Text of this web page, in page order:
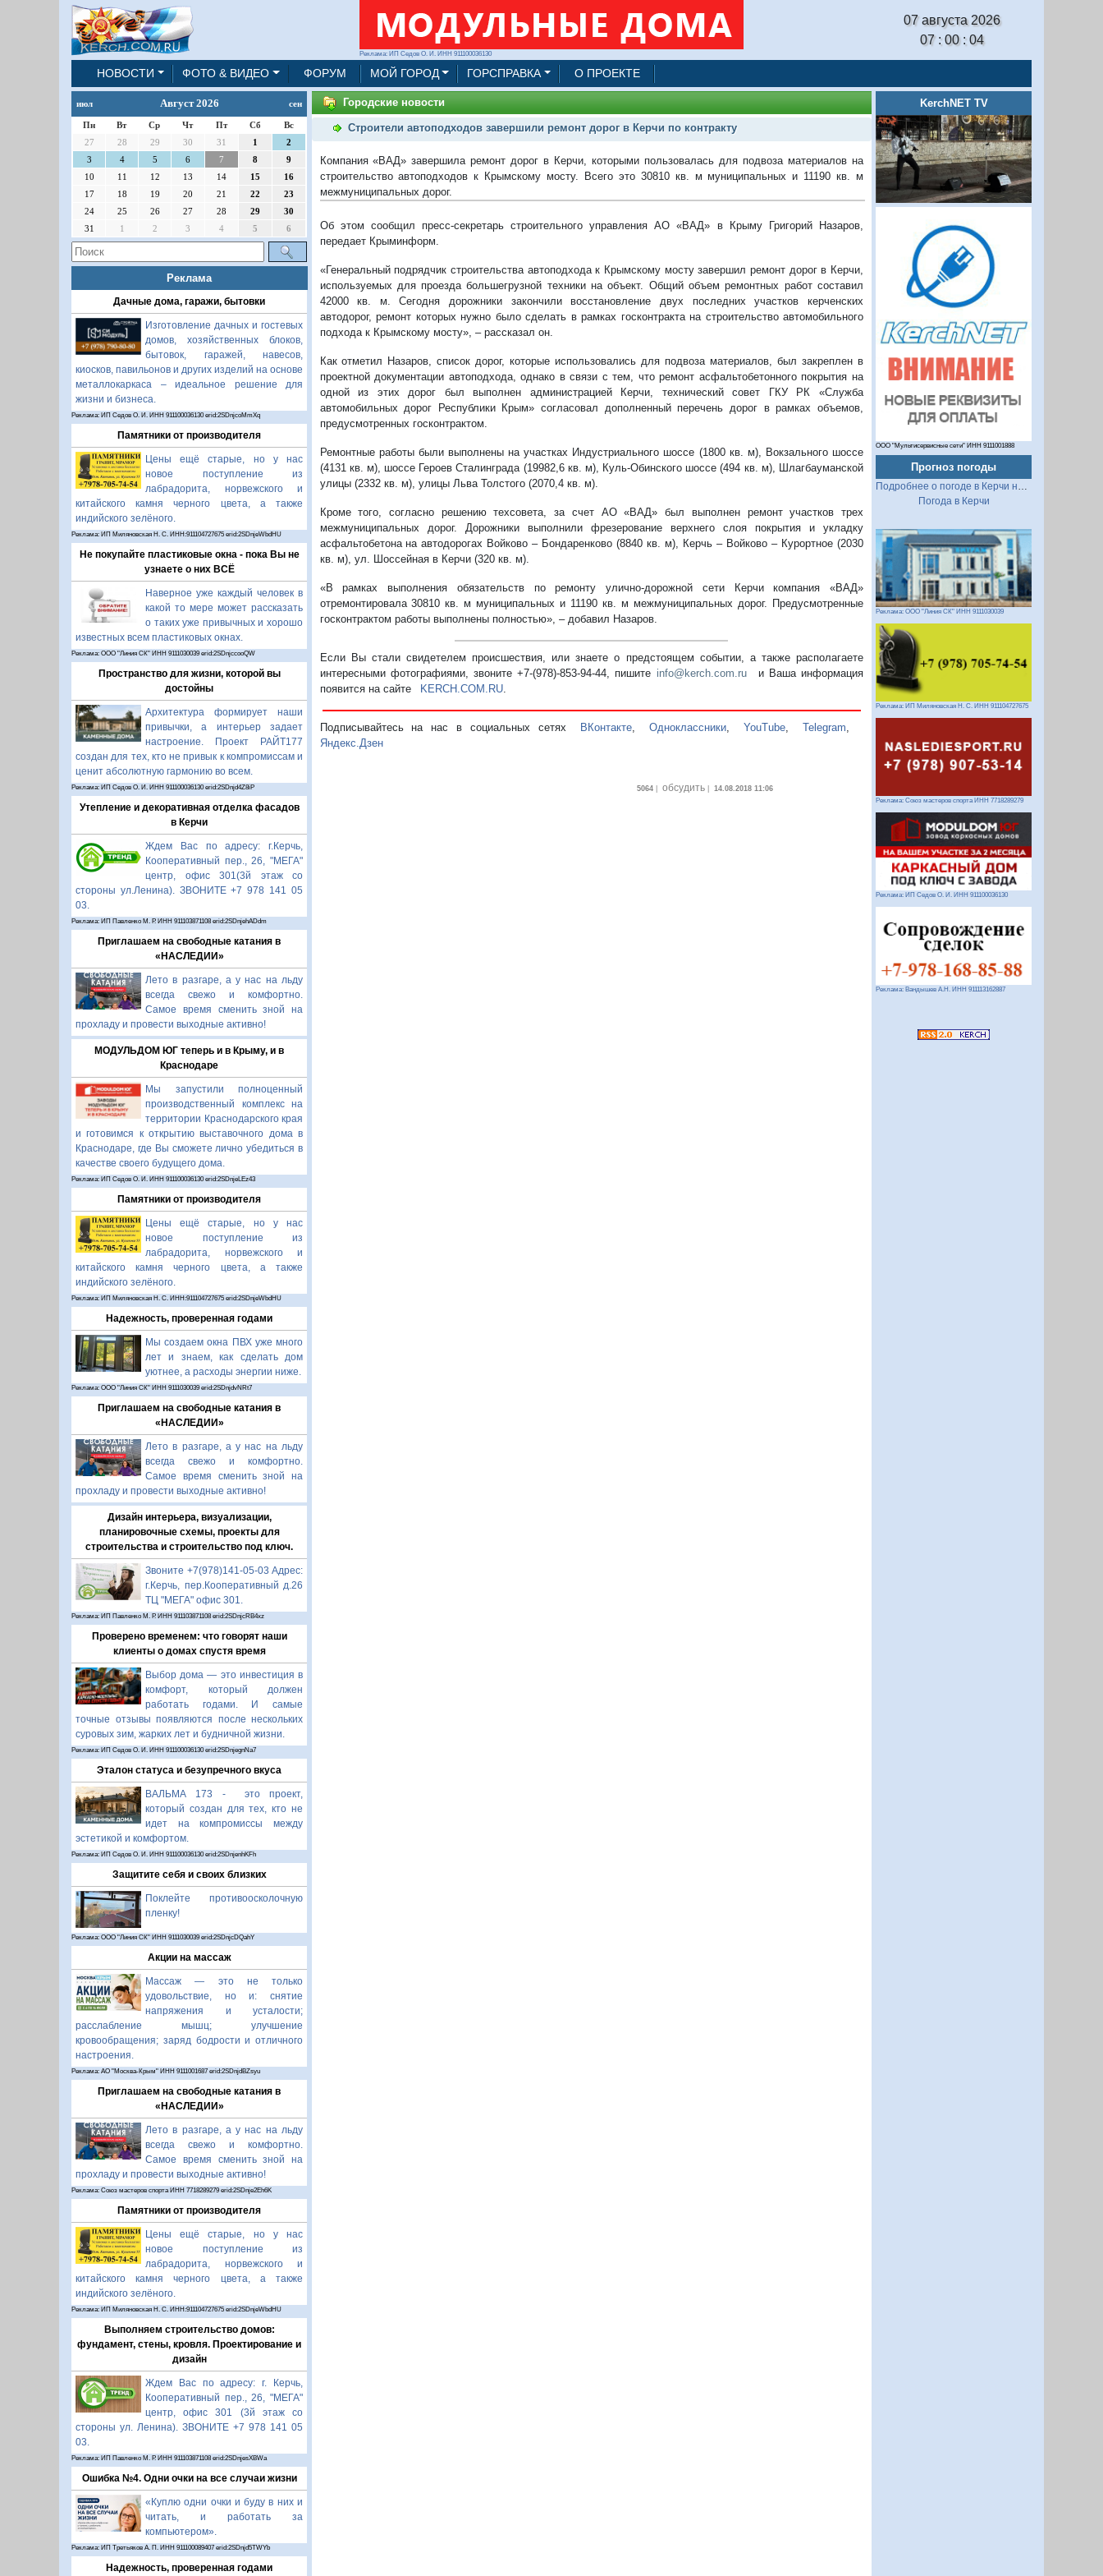
Реклама: ИП Седов О. И. ИНН 911100036130
07 августа 2026
07 : 00 : 05
НОВОСТИ ФОТО & ВИДЕО ФОРУМ МОЙ ГОРОД ГОРСПРАВКА О ПРОЕКТЕ
июл Август 2026 сен
Пн Вт Ср Чт Пт Сб
Вс
27
28 29 30 31 1
2
3
4 5 6 7 8
9
10
11 12 13 14 15
16
17
18 19 20 21 22
23
24
25 26 27 28 29
30
31
1 2 3 4 5 6
Реклама
Дачные дома, гаражи, бытовки
Изготовление дачных и гостевых
домов, хозяйственных блоков,
бытовок, гаражей, навесов,
киосков, павильонов и других изделий на основе
металлокаркаса – идеальное решение для
жизни и бизнеса.
Реклама: ИП Седов О. И. ИНН 911100036130 erid:2SDnjcoMmXq
Памятники от производителя
Цены ещё старые, но у нас
новое поступление из
лабрадорита, норвежского и
китайского камня черного цвета, а также
индийского зелёного.
Реклама: ИП Миляновская Н. С. ИНН:911104727675 erid:2SDnjeWbdHU
Не покупайте пластиковые окна - пока Вы не
узнаете о них ВСЁ
Наверное уже каждый человек в
какой то мере может рассказать
о таких уже привычных и хорошо
известных всем пластиковых окнах.
Реклама: ООО "Линия СК" ИНН 9111030039 erid:2SDnjccooQW
Пространство для жизни, которой вы
достойны
Архитектура формирует наши
привычки, а интерьер задает
настроение. Проект РАЙТ177
создан для тех, кто не привык к компромиссам и
ценит абсолютную гармонию во всем.
Реклама: ИП Седов О. И. ИНН 911100036130 erid:2SDnjd4Z8iP
Утепление и декоративная отделка фасадов
в Керчи
Ждем Вас по адресу: г.Керчь,
Кооперативный пер., 26, "МЕГА"
центр, офис 301(3й этаж со
стороны ул.Ленина). ЗВОНИТЕ +7 978 141 05
03.
Реклама: ИП Павленко М. Р. ИНН 911103871108 erid:2SDnjehADdm
Приглашаем на свободные катания в
«НАСЛЕДИИ»
Лето в разгаре, а у нас на льду
всегда свежо и комфортно.
Самое время сменить зной на
прохладу и провести выходные активно!
МОДУЛЬДОМ ЮГ теперь и в Крыму, и в
Краснодаре
Мы запустили полноценный
производственный комплекс на
территории Краснодарского края
и готовимся к открытию выставочного дома в
Краснодаре, где Вы сможете лично убедиться в
качестве своего будущего дома.
Реклама: ИП Седов О. И. ИНН 911100036130 erid:2SDnjeLEz43
Памятники от производителя
Цены ещё старые, но у нас
новое поступление из
лабрадорита, норвежского и
китайского камня черного цвета, а также
индийского зелёного.
Реклама: ИП Миляновская Н. С. ИНН:911104727675 erid:2SDnjeWbdHU
Надежность, проверенная годами
Мы создаем окна ПВХ уже много
лет и знаем, как сделать дом
уютнее, а расходы энергии ниже.
Реклама: ООО "Линия СК" ИНН 9111030039 erid:2SDnjdvNRt7
Приглашаем на свободные катания в
«НАСЛЕДИИ»
Лето в разгаре, а у нас на льду
всегда свежо и комфортно.
Самое время сменить зной на
прохладу и провести выходные активно!
Дизайн интерьера, визуализации,
планировочные схемы, проекты для
строительства и строительство под ключ.
Звоните +7(978)141-05-03 Адрес:
г.Керчь, пер.Кооперативный д.26
ТЦ "МЕГА" офис 301.
Реклама: ИП Павленко М. Р. ИНН 911103871108 erid:2SDnjcRB4xz
Проверено временем: что говорят наши
клиенты о домах спустя время
Выбор дома — это инвестиция в
комфорт, который должен
работать годами. И самые
точные отзывы появляются после нескольких
суровых зим, жарких лет и будничной жизни.
Реклама: ИП Седов О. И. ИНН 911100036130 erid:2SDnjegnNa7
Эталон статуса и безупречного вкуса
ВАЛЬМА 173 - это проект,
который создан для тех, кто не
идет на компромиссы между
эстетикой и комфортом.
Реклама: ИП Седов О. И. ИНН 911100036130 erid:2SDnjenhKFh
Защитите себя и своих близких
Поклейте противоосколочную
пленку!
Реклама: ООО "Линия СК" ИНН 9111030039 erid:2SDnjcDQahY
Акции на массаж
Массаж — это не только
удовольствие, но и: снятие
напряжения и усталости;
расслабление мышц; улучшение
кровообращения; заряд бодрости и отличного
настроения.
Реклама: АО "Москва-Крым" ИНН 9111001687 erid:2SDnjdBZsyu
Приглашаем на свободные катания в
«НАСЛЕДИИ»
Лето в разгаре, а у нас на льду
всегда свежо и комфортно.
Самое время сменить зной на
прохладу и провести выходные активно!
Реклама: Союз мастеров спорта ИНН 7718289279 erid:2SDnje2Eh6K
Памятники от производителя
Цены ещё старые, но у нас
новое поступление из
лабрадорита, норвежского и
китайского камня черного цвета, а также
индийского зелёного.
Реклама: ИП Миляновская Н. С. ИНН:911104727675 erid:2SDnjeWbdHU
Выполняем строительство домов:
фундамент, стены, кровля. Проектирование и
дизайн
Ждем Вас по адресу: г. Керчь,
Кооперативный пер., 26, "МЕГА"
центр, офис 301 (3й этаж со
стороны ул. Ленина). ЗВОНИТЕ +7 978 141 05
03.
Реклама: ИП Павленко М. Р. ИНН 911103871108 erid:2SDnjesXBWa
Ошибка №4. Одни очки на все случаи жизни
«Куплю одни очки и буду в них и
читать, и работать за
компьютером».
Реклама: ИП Третьяков А. П. ИНН 911100089407 erid:2SDnjd5TWYb
Надежность, проверенная годами
Городские новости
Строители автоподходов завершили ремонт дорог в Керчи по контракту
Компания «ВАД» завершила ремонт дорог в Керчи, которыми пользовалась для подвоза материалов на
строительство автоподходов к Крымскому мосту. Всего это 30810 кв. м муниципальных и 11190 кв. м
межмуниципальных дорог.
Об этом сообщил пресс-секретарь строительного управления АО «ВАД» в Крыму Григорий Назаров,
передает Крыминформ.
«Генеральный подрядчик строительства автоподхода к Крымскому мосту завершил ремонт дорог в Керчи,
используемых для проезда большегрузной техники на объект. Общий объем ремонтных работ составил
42000 кв. м. Сегодня дорожники закончили восстановление двух последних участков керченских
автодорог, ремонт которых нужно было сделать в рамках госконтракта на строительство автомобильного
подхода к Крымскому мосту», – рассказал он.
Как отметил Назаров, список дорог, которые использовались для подвоза материалов, был закреплен в
проектной документации автоподхода, однако в связи с тем, что ремонт асфальтобетонного покрытия на
одной из этих дорог был выполнен администрацией Керчи, технический совет ГКУ РК «Служба
автомобильных дорог Республики Крым» согласовал дополненный перечень дорог в рамках объемов,
предусмотренных госконтрактом.
Ремонтные работы были выполнены на участках Индустриального шоссе (1800 кв. м), Вокзального шоссе
(4131 кв. м), шоссе Героев Сталинграда (19982,6 кв. м), Куль-Обинского шоссе (494 кв. м), Шлагбауманской
улицы (2332 кв. м), улицы Льва Толстого (2070,4 кв. м).
Кроме того, согласно решению техсовета, за счет АО «ВАД» был выполнен ремонт участков трех
межмуниципальных дорог. Дорожники выполнили фрезерование верхнего слоя покрытия и укладку
асфальтобетона на автодорогах Войково – Бондаренково (8840 кв. м), Керчь – Войково – Курортное (2030
кв. м), ул. Шоссейная в Керчи (320 кв. м).
«В рамках выполнения обязательств по ремонту улично-дорожной сети Керчи компания «ВАД»
отремонтировала 30810 кв. м муниципальных и 11190 кв. м межмуниципальных дорог. Предусмотренные
госконтрактом работы выполнены полностью», – добавил Назаров.
Если Вы стали свидетелем происшествия, или знаете о предстоящем событии, а также располагаете
интересными фотографиями, звоните +7-(978)-853-94-44, пишите info@kerch.com.ru и Ваша информация
появится на сайте KERCH.COM.RU.
Подписывайтесь на нас в социальных сетях ВКонтакте Одноклассники ,YouTube ,Telegram
Яндекс.Дзен
5064| обсудить| 14.08.2018 11:06
KerchNET TV
ООО "Мультисервисные сети" ИНН 9111001888
Прогноз погоды
Подробнее о погоде в Керчи на 2 недели
Погода в Керчи
Реклама: ООО "Линия СК" ИНН 9111030039
Реклама: ИП Миляновская Н. С. ИНН 911104727675
Реклама: Союз мастеров спорта ИНН 7718289279
Реклама: ИП Седов О. И. ИНН 911100036130
Реклама: Вандышев А.Н. ИНН 911113162887